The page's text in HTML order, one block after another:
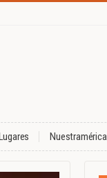
Nuestramérica